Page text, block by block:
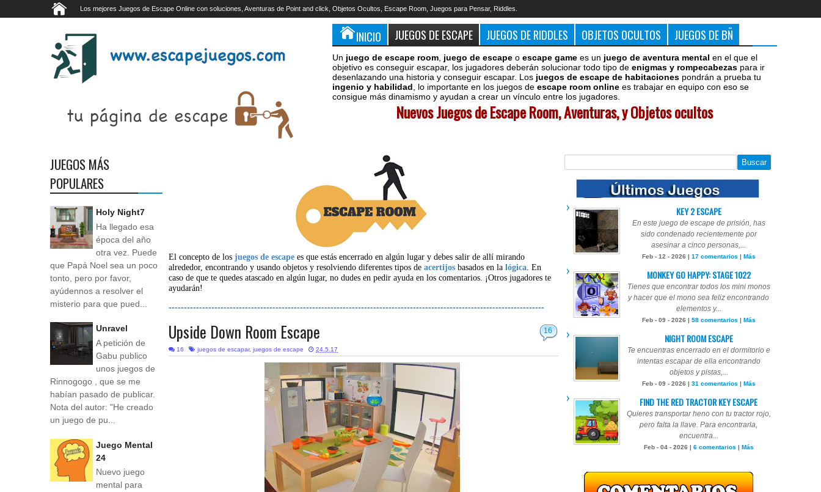
Los mejores Juegos de Escape Online con soluciones, Aventuras de Point and click, Objetos Ocultos, Escape Room, Juegos para Pensar, Riddles.
INICIO JUEGOS DE ESCAPE JUEGOS DE RIDDLES OBJETOS OCULTOS JUEGOS DE BÑ
Un juego de escape room juego de escape o escape game es un juego de aventura mental en el que el
objetivo es conseguir escapar, los jugadores deberán solucionar todo tipo de enigmas y rompecabezas para ir
desenlazando una historia y conseguir escapar. Los juegos de escape de habitaciones pondrán a prueba tu
ingenio y habilidad , lo importante en los juegos de escape room online es trabajar en equipo con eso se
consigue más dinamismo y ayudan a crear un vínculo entre los jugadores.
Nuevos Juegos de Escape Room, Aventuras, y Objetos ocultos
El concepto de losjuegos de escape es que estás encerrado en algún lugar y debes salir de allí mirando
alrededor, encontrando y usando objetos y resolviendo diferentes tipos deacertijos basados en lalógica. En
caso de que te quedes atascado en algún lugar, no dudes en pedir ayuda en los comentarios. ¡Otros jugadores te
ayudarán!
---------------------------------------------------------------------------------------------------------------------------
16
Upside Down Room Escape
16 juegos de escapar, juegos de escape 24.5.17
JUEGOS MÁS
POPULARES
Holy Night7
Ha llegado esa
época del año
otra vez. Puede
que Papá Noel sea un poco
tonto, pero por favor,
ayúdennos a resolver el
misterio para que pued...
Unravel
A petición de
Gabu publico
unos juegos de
Rinnogogo , que se me
habían pasado de publicar.
Nota del autor: "He creado
un juego de pu...
Juego Mental
24
Nuevo juego
mental para
KEY 2 ESCAPE
En este juego de escape de prisión, has
sido condenado recientemente por
asesinar a cinco personas,...
Feb - 12 - 2026 | 17 comentarios | Más
MONKEY GO HAPPY: STAGE 1022
Tienes que encontrar todos los mini monos
y hacer que el mono sea feliz encontrando
elementos y...
Feb - 09 - 2026 | 58 comentarios | Más
NIGHT ROOM ESCAPE
Te encuentras encerrado en el dormitorio e
intentas escapar de ella encontrando
objetos y pistas,...
Feb - 09 - 2026 | 31 comentarios | Más
FIND THE RED TRACTOR KEY ESCAPE
Quieres transportar heno con tu tractor rojo,
pero falta la llave. Para encontrarla,
encuentra...
Feb - 04 - 2026 | 6 comentarios | Más